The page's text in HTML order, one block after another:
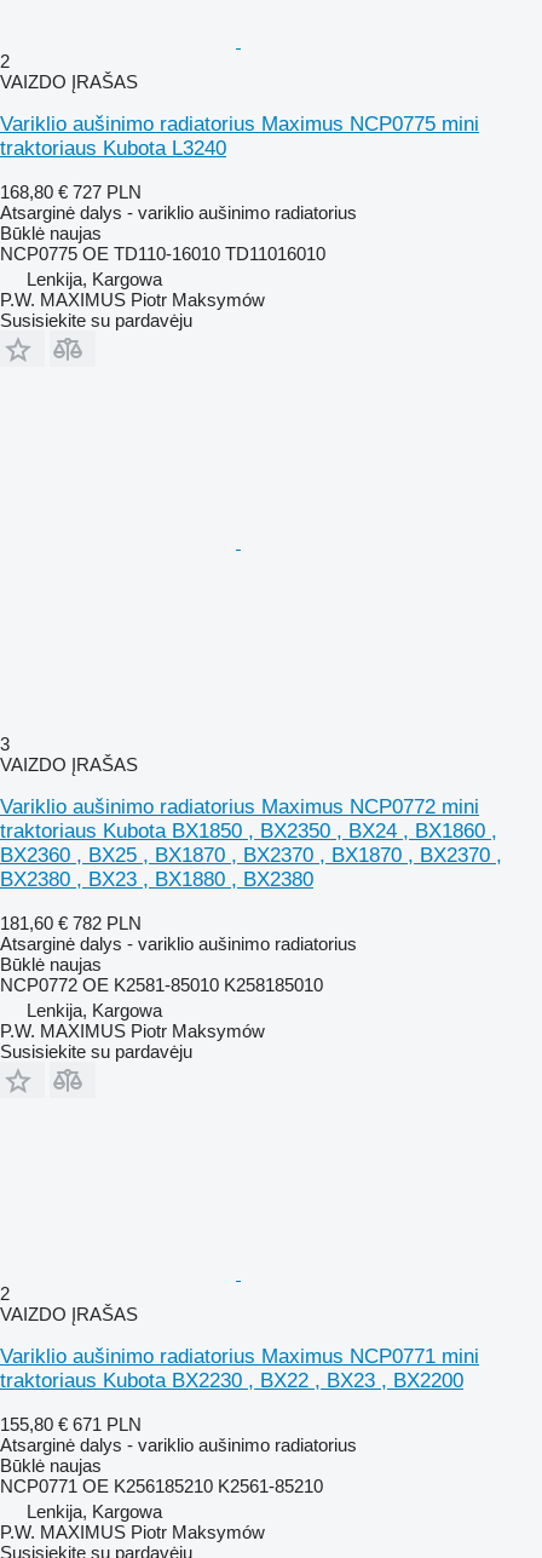
2
VAIZDO ĮRAŠAS
Variklio aušinimo radiatorius Maximus NCP0775 mini
traktoriaus Kubota L3240
168,80 € 727 PLN
Atsarginė dalys - variklio aušinimo radiatorius
Būklė naujas
NCP0775 OE TD110-16010 TD11016010
Lenkija, Kargowa
P.W. MAXIMUS Piotr Maksymów
Susisiekite su pardavėju
3
VAIZDO ĮRAŠAS
Variklio aušinimo radiatorius Maximus NCP0772 mini
traktoriaus Kubota BX1850 , BX2350 , BX24 , BX1860 ,
BX2360 , BX25 , BX1870 , BX2370 , BX1870 , BX2370 ,
BX2380 , BX23 , BX1880 , BX2380
181,60 € 782 PLN
Atsarginė dalys - variklio aušinimo radiatorius
Būklė naujas
NCP0772 OE K2581-85010 K258185010
Lenkija, Kargowa
P.W. MAXIMUS Piotr Maksymów
Susisiekite su pardavėju
2
VAIZDO ĮRAŠAS
Variklio aušinimo radiatorius Maximus NCP0771 mini
traktoriaus Kubota BX2230 , BX22 , BX23 , BX2200
155,80 € 671 PLN
Atsarginė dalys - variklio aušinimo radiatorius
Būklė naujas
NCP0771 OE K256185210 K2561-85210
Lenkija, Kargowa
P.W. MAXIMUS Piotr Maksymów
Susisiekite su pardavėju